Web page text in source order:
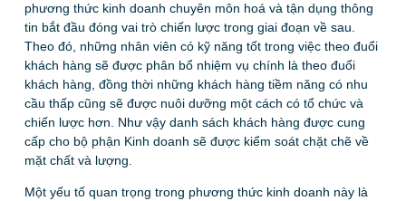
phương thức kinh doanh chuyên môn hoá và tận dụng thông
tin bắt đầu đóng vai trò chiến lược trong giai đoạn về sau.
Theo đó, những nhân viên có kỹ năng tốt trong việc theo đuổi
khách hàng sẽ được phân bổ nhiệm vụ chính là theo đuổi
khách hàng, đồng thời những khách hàng tiềm năng có nhu
cầu thấp cũng sẽ được nuôi dưỡng một cách có tổ chức và
chiến lược hơn. Như vậy danh sách khách hàng được cung
cấp cho bộ phận Kinh doanh sẽ được kiểm soát chặt chẽ về
mặt chất và lượng.
Một yếu tố quan trọng trong phương thức kinh doanh này là